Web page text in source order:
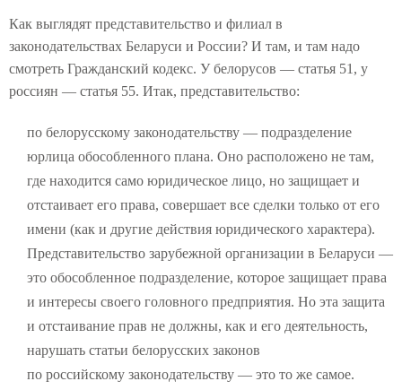
Как выглядят представительство и филиал в
законодательствах Беларуси и России? И там, и там надо
смотреть Гражданский кодекс. У белорусов — статья 51, у
россиян — статья 55. Итак, представительство:
по белорусскому законодательству — подразделение
юрлица обособленного плана. Оно расположено не там,
где находится само юридическое лицо, но защищает и
отстаивает его права, совершает все сделки только от его
имени (как и другие действия юридического характера).
Представительство зарубежной организации в Беларуси —
это обособленное подразделение, которое защищает права
и интересы своего головного предприятия. Но эта защита
и отстаивание прав не должны, как и его деятельность,
нарушать статьи белорусских законов
по российскому законодательству — это то же самое.